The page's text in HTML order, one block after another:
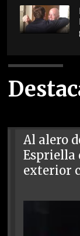
Al alero
Espriella
exterior